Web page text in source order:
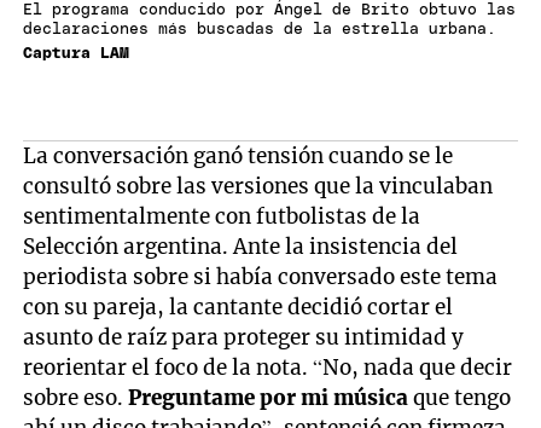
El programa conducido por Ángel de Brito obtuvo las
declaraciones más buscadas de la estrella urbana.
Captura LAM
La conversación ganó tensión cuando se le
consultó sobre las versiones que la vinculaban
sentimentalmente con futbolistas de la
Selección argentina. Ante la insistencia del
periodista sobre si había conversado este tema
con su pareja, la cantante decidió cortar el
asunto de raíz para proteger su intimidad y
reorientar el foco de la nota. “No, nada que decir
sobre eso.Preguntame por mi músicaque tengo